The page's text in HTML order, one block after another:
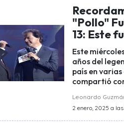
"Pollo"
13: Este
Este
años del
país en
compartió
Leonardo
2 enero, 2025 a las